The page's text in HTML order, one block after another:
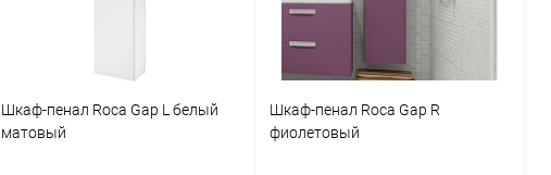
Шкаф-пенал Roca Gap L белый
матовый
Шкаф-пенал Roca Gap R
фиолетовый